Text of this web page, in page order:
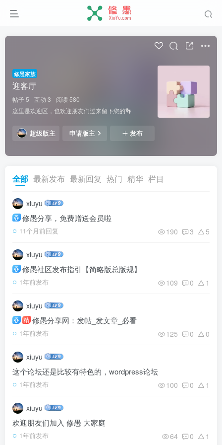
修愚家族
迎客厅
帖子 5 互动 3
阅读 580
这里是欢迎区，也欢迎朋友们过来留下您的👣
超级版主 申请版主 发布
全部 最新发布 最新回复 热门 精华 栏目
xiuyu
修愚分享，免费赠送会员啦
11个月前回复 190 3 5
xiuyu
修愚社区发布指引【简略版总版规】
1年前发布 109 0 1
xiuyu
精 修愚分享网：发帖_发文章_必看
1年前发布 125 0 0
xiuyu
这个论坛还是比较有特色的，wordpress论坛
1年前发布 100 0 1
xiuyu
欢迎朋友们加入 修愚 大家庭
1年前发布 64 0 1